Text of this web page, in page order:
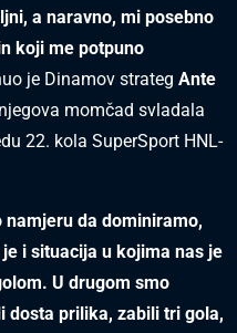
a naravno, mi posebno
koji me potpuno
je Dinamov strateg Ante
momčad svladala
22. kola SuperSport HNL-
da dominiramo,
i situacija u kojima nas je
U drugom smo
dosta prilika, zabili tri gola,